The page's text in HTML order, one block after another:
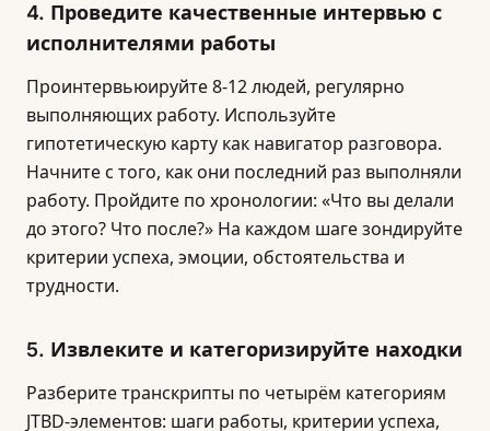
4. Проведите качественные интервью с
исполнителями работы
Проинтервьюируйте 8-12 людей, регулярно
выполняющих работу. Используйте
гипотетическую карту как навигатор разговора.
Начните с того, как они последний раз выполняли
работу. Пройдите по хронологии: «Что вы делали
до этого? Что после?» На каждом шаге зондируйте
критерии успеха, эмоции, обстоятельства и
трудности.
5. Извлеките и категоризируйте находки
Разберите транскрипты по четырём категориям
JTBD-элементов: шаги работы, критерии успеха,